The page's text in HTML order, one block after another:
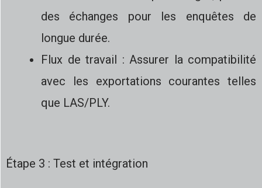
des échanges pour les enquêtes de
longue durée.
Flux de travail : Assurer la compatibilité
avec les exportations courantes telles
que LAS/PLY.
Étape 3 : Test et intégration